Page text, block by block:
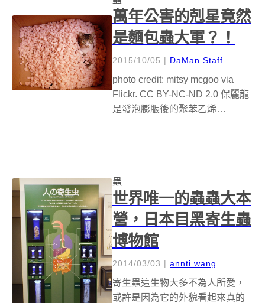
萬年公害的剋星竟然
是麵包蟲大軍？！
2015/10/05 | DaMan Staff
photo credit: mitsy mcgoo via
Flickr. CC BY-NC-ND 2.0 保麗龍
是發泡膨脹後的聚苯乙烯
蟲
世界唯一的蟲蟲大本
營，日本目黑寄生蟲
博物館
2014/03/03 | annti wang
寄生蟲這生物大多不為人所愛，
或許是因為它的外貌看起來真的